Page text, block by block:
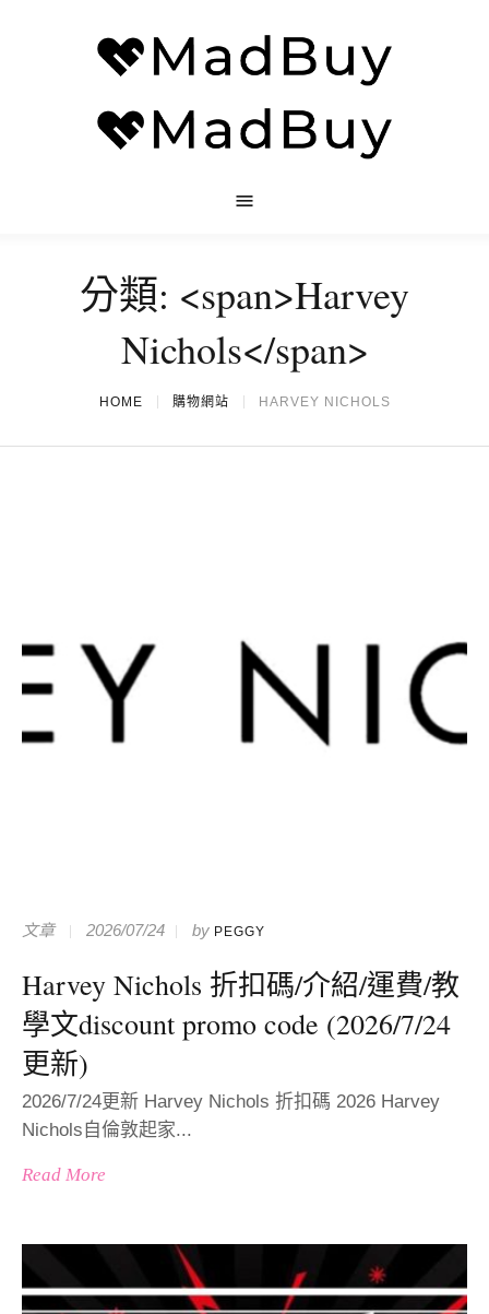
分類: <span>Harvey
Nichols</span>
HOME 購物網站 HARVEY NICHOLS
文章 2026/07/24 by PEGGY
Harvey Nichols 折扣碼/介紹/運費/教
學文discount promo code (2026/7/24
更新)
2026/7/24更新 Harvey Nichols 折扣碼 2026 Harvey
Nichols自倫敦起家...
Read More